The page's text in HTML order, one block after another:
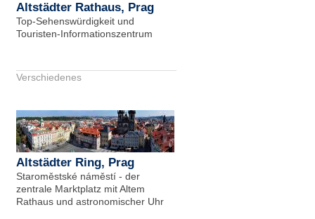
Altstädter Rathaus, Prag
Top-Sehenswürdigkeit und
Touristen-Informationszentrum
Verschiedenes
Altstädter Ring, Prag
Staroměstské náměstí - der
zentrale Marktplatz mit Altem
Rathaus und astronomischer Uhr